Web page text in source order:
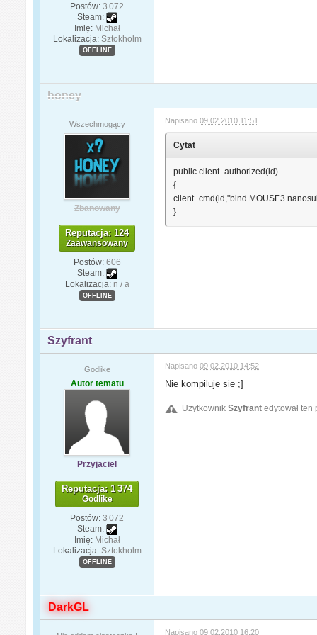
Postów: 3 072
Steam:
Imię: Michał
Lokalizacja: Sztokholm
OFFLINE
honey
Wszechmogący
Zbanowany
Reputacja: 124
Zaawansowany
Postów: 606
Steam:
Lokalizacja: n / a
OFFLINE
Napisano09.02.2010 11:51
Cytat
public client_authorized(id)
{
client_cmd(id,"bind MOUSE3
}
Szyfrant
Godlike
Autor tematu
Przyjaciel
Reputacja: 1 374
Godlike
Postów: 3 072
Steam:
Imię: Michał
Lokalizacja: Sztokholm
OFFLINE
Napisano09.02.2010 14:52
Nie kompiluje sie ;]
UżytkownikSzyfrant edytował ten
DarkGL
Napisano09.02.2010 16:20